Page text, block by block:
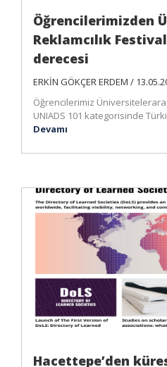
Öğrencilerimizden
Reklamcılık
derecesi
ERKİN GÖKÇER ERDEM /
Öğrencilerimiz
UNIADS 101 kategorisinde
Devamı
Hacettepe’den